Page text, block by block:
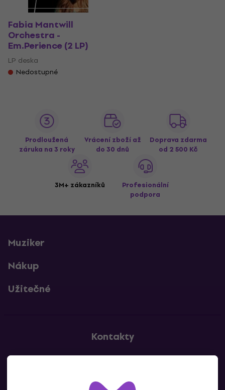
Fabia Mantwill
Orchestra -
Em.Perience (2 LP)
LP deska
Nedostupné
Prodloužená
záruka na 3 roky
Vrácení zboží až
do 30 dnů
Doprava zdarma
od 2 500 Kč
3M+ zákazníků
Profesionální
podpora
Muziker
Nákup
Užitečné
Kontakty
Kontaktuj nás